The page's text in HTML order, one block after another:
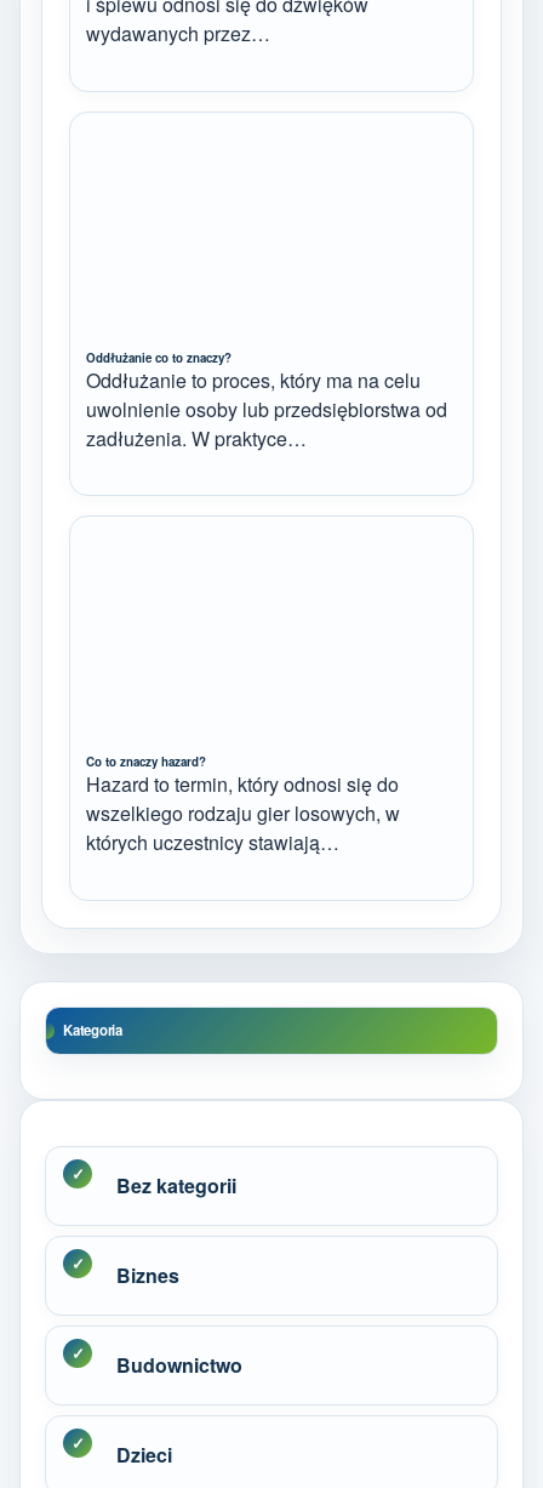
wydawanych przez…
Oddłużanie co to znaczy?
Oddłużanie to proces, który ma na celu
uwolnienie osoby lub przedsiębiorstwa od
zadłużenia. W praktyce…
Co to znaczy hazard?
Hazard to termin, który odnosi się do
wszelkiego rodzaju gier losowych, w
których uczestnicy stawiają…
Kategoria
Bez kategorii
Biznes
Budownictwo
Dzieci